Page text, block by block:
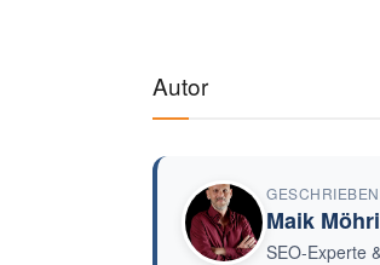
Autor
Maik
SEO-Experte